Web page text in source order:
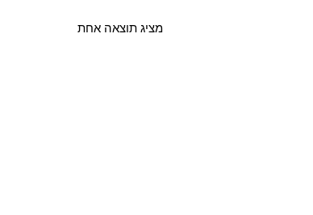
מציג תוצאה אחת